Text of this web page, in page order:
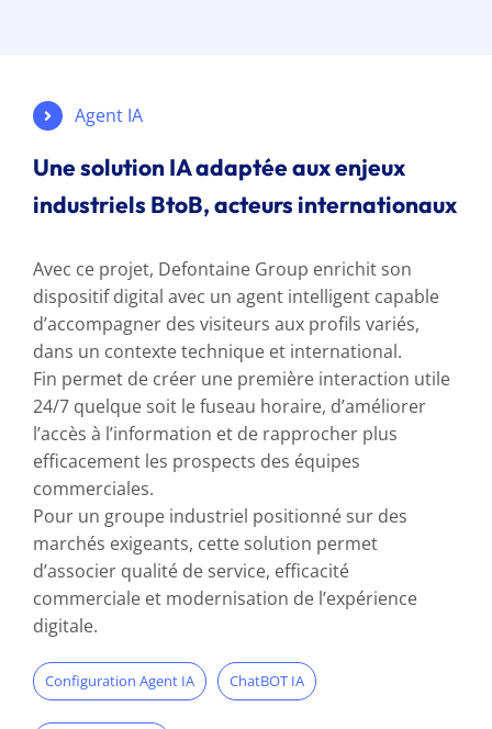
Agent IA
Une solution IA adaptée aux enjeux
industriels BtoB, acteurs internationaux
Avec ce projet, Defontaine Group enrichit son
dispositif digital avec un agent intelligent capable
d’accompagner des visiteurs aux profils variés,
dans un contexte technique et international.
Fin permet de créer une première interaction utile
24/7 quelque soit le fuseau horaire, d’améliorer
l’accès à l’information et de rapprocher plus
efficacement les prospects des équipes
commerciales.
Pour un groupe industriel positionné sur des
marchés exigeants, cette solution permet
d’associer qualité de service, efficacité
commerciale et modernisation de l’expérience
digitale.
Configuration Agent IA ChatBOT IA